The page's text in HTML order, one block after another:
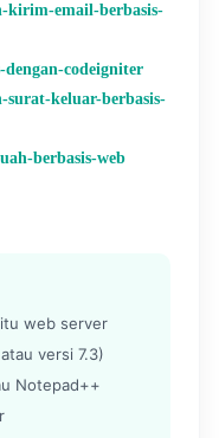
kirim-email-berbasis-
dengan-codeigniter
keluar-berbasis-
berbasis-web
web server
versi 7.3)
Notepad++